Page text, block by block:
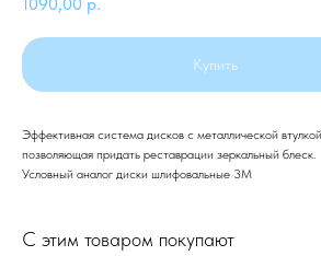
Купить
Эффективная система дисков с металлической
позволяющая придать реставрации зеркальный блеск.
Условный аналог диски шлифовальные 3М
С этим товаром покупают